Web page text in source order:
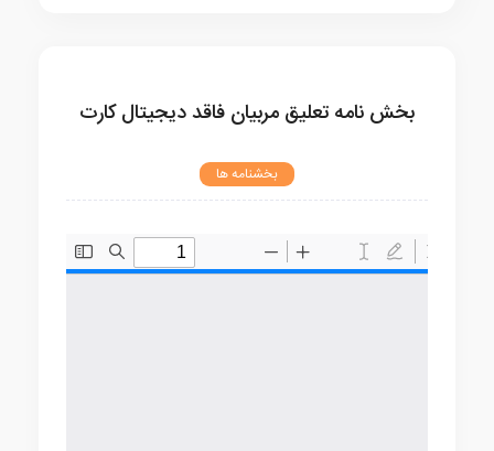
بخش نامه تعلیق مربیان فاقد دیجیتال کارت
بخشنامه ها